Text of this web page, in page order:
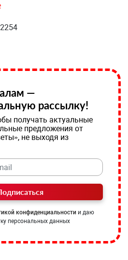
—
рассылку!
получать актуальные
предложения от
не выходя из
конфиденциальности и даю
персональных данных